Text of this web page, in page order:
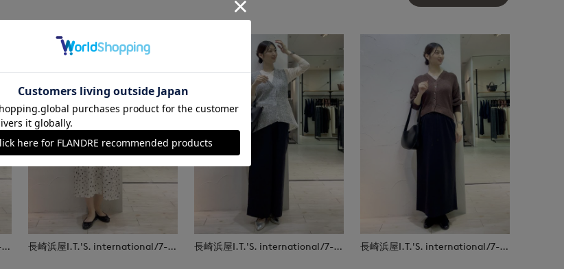
長崎浜屋I.T.'S. international/7-IDconcept. 長崎浜屋I.T.'S. international/7-IDconcept. 長崎浜屋I.T.'S. international/7-IDconcept. 長崎浜屋I.T.'S. international/7-IDconcept.